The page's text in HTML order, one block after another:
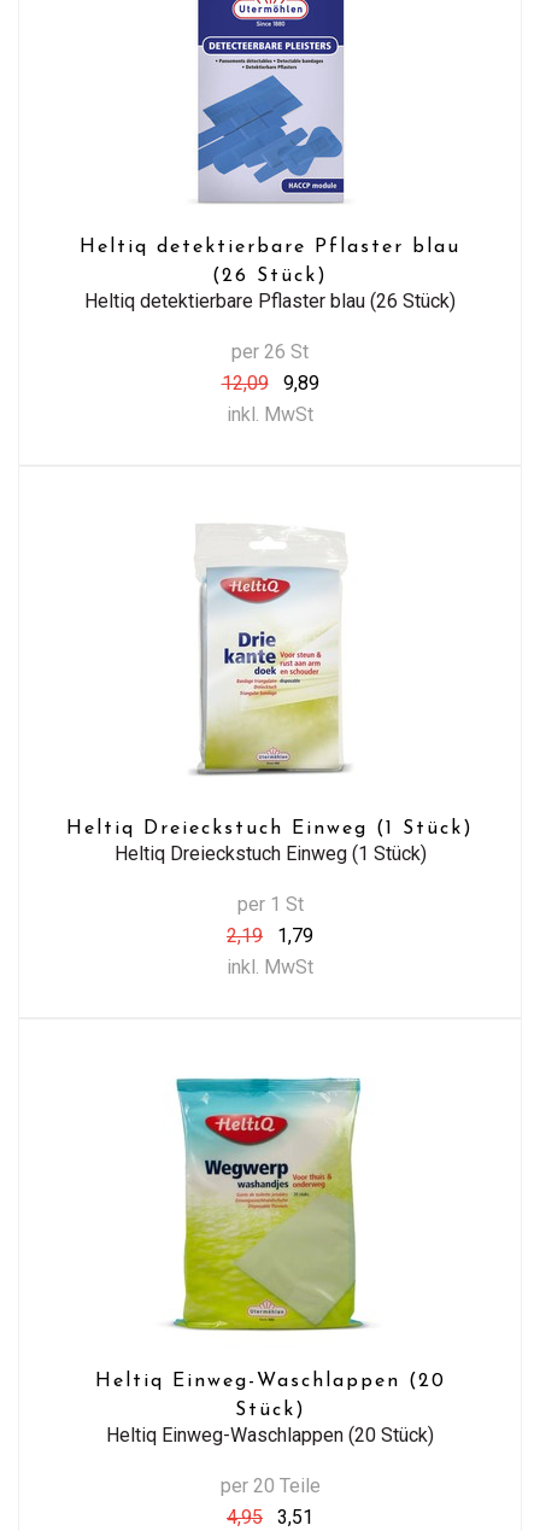
Heltiq detektierbare Pflaster blau
(26 Stück)
Heltiq detektierbare Pflaster blau (26 Stück)
per 26 St
12,09
9,89
inkl. MwSt
Heltiq Dreieckstuch Einweg (1 Stück)
Heltiq Dreieckstuch Einweg (1 Stück)
per 1 St
2,19
1,79
inkl. MwSt
Heltiq Einweg-Waschlappen (20
Stück)
Heltiq Einweg-Waschlappen (20 Stück)
per 20 Teile
4,95
3,51